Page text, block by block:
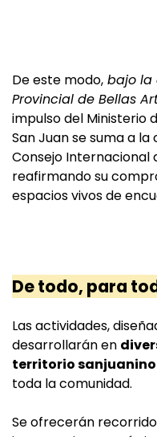
De este modo, bajo la
Provincial de Bellas
impulso del Ministerio
San Juan se suma a
Consejo Internacional
reafirmando su
espacios vivos de
De todo, para
Las actividades,
desarrollarán en
territorio sanjuanino
toda la comunidad.
Se ofrecerán